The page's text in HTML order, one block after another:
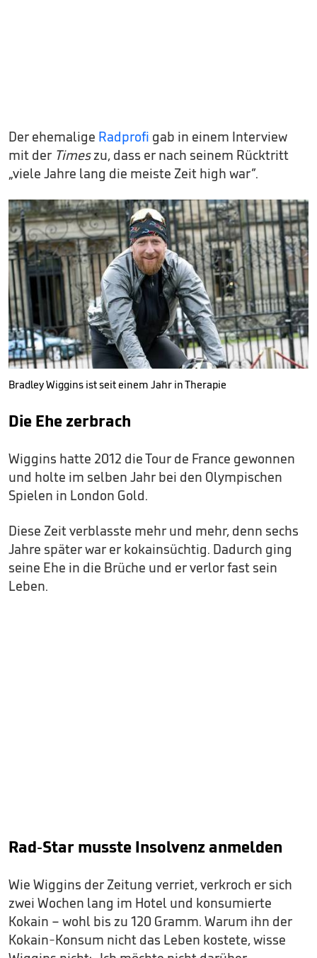
Der ehemalige Radprofi gab in einem Interview
mit der Timeszu, dass er nach seinem Rücktritt
„viele Jahre lang die meiste Zeit high war”.
Bradley Wiggins ist seit einem Jahr in Therapie
Die Ehe zerbrach
Wiggins hatte 2012 die Tour de France gewonnen
und holte im selben Jahr bei den Olympischen
Spielen in London Gold.
Diese Zeit verblasste mehr und mehr, denn sechs
Jahre später war er kokainsüchtig. Dadurch ging
seine Ehe in die Brüche und er verlor fast sein
Leben.
Rad-Star musste Insolvenz anmelden
Wie Wiggins der Zeitung verriet, verkroch er sich
zwei Wochen lang im Hotel und konsumierte
Kokain – wohl bis zu 120 Gramm. Warum ihn der
Kokain-Konsum nicht das Leben kostete, wisse